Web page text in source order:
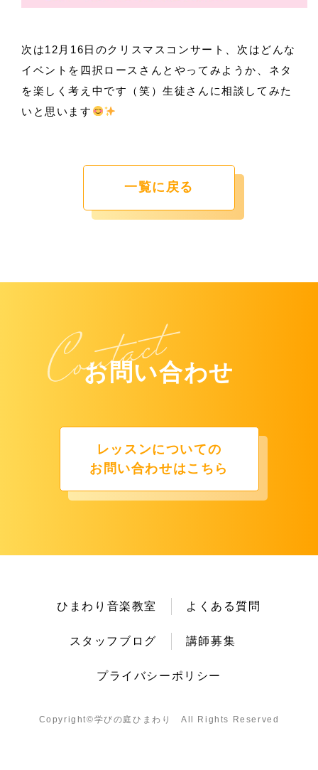
次は12月16日のクリスマスコンサート、次はどんな
イベントを四択ロースさんとやってみようか、ネタ
を楽しく考え中です（笑）生徒さんに相談してみた
いと思います
一覧に戻る
お問い合わせ
レッスンについての
お問い合わせはこちら
ひまわり音楽教室 よくある質問
スタッフブログ 講師募集
プライバシーポリシー
Copyright©︎学びの庭ひまわり All Rights Reserved